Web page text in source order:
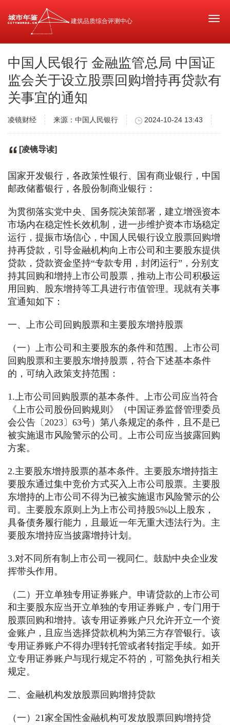
建筑品质综合评测中心
中国人民银行 金融监管总局 中国证
监会关于设立股票回购增持再贷款有
关事宜的通知
凌镜财经 来源：中国人民银行 2024-10-24 13:43
[凌镜导读]
国家开发银行，各政策性银行、国有商业银行，中国
邮政储蓄银行，各股份制商业银行：
为贯彻落实党中央、国务院决策部署，建立增强资本
市场内在稳定性长效机制，进一步维护资本市场稳定
运行，提振市场信心，中国人民银行设立股票回购增
持再贷款，引导金融机构向上市公司和主要股东提供
贷款，贷款资金坚持“专款专用，封闭运行”，分别支
持其回购和增持上市公司股票，推动上市公司积极运
用回购、股东增持等工具进行市值管理。现就有关事
宜通知如下：
一、上市公司回购股票和主要股东增持股票
（一）上市公司和主要股东的条件和范围。上市公司
回购股票和主要股东增持股票，符合下述基本条件
的，可纳入政策支持范围：
1.上市公司回购股票的基本条件。上市公司应当符合
《上市公司股份回购规则》（中国证券监督管理委员
会公告〔2023〕63号）第八条规定的条件，且不是已
被实施退市风险警示的公司。上市公司应当披露回购
方案。
2.主要股东增持股票的基本条件。主要股东增持指主
要股东通过集中竞价方式买入上市公司股票。主要股
东增持的上市公司不得为已被实施退市风险警示的公
司。主要股东原则上为上市公司持股5%以上股东，
具备债务履行能力，且最近一年无重大违法行为。主
要股东增持应当披露增持计划。
3.对不同所有制上市公司一视同仁。鼓励中央企业发
挥带头作用。
（二）开立单独专用证券账户。申请贷款的上市公司
和主要股东应当开立单独的专用证券账户，专门用于
股票回购和增持。该专用证券账户只允许开立一个资
金账户，且应当选择贷款机构为第三方存管银行。该
专用证券账户不得办理转托管或者转指定手续。如开
立专用证券账户与现行规定不符的，可豁免执行相关
规定。
二、金融机构发放股票回购增持贷款
（一）21家全国性金融机构可发放股票回购增持贷